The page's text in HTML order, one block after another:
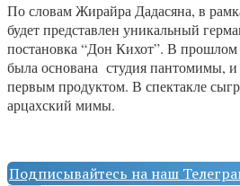
По словам Жирайра Дадасяна, в
будет представлен уникальный
постановка “Дон Кихот”. В прошлом
была основана студия пантомимы, и
первым продуктом. В спектакле
арцахский мимы.
Подписывайтесь на наш